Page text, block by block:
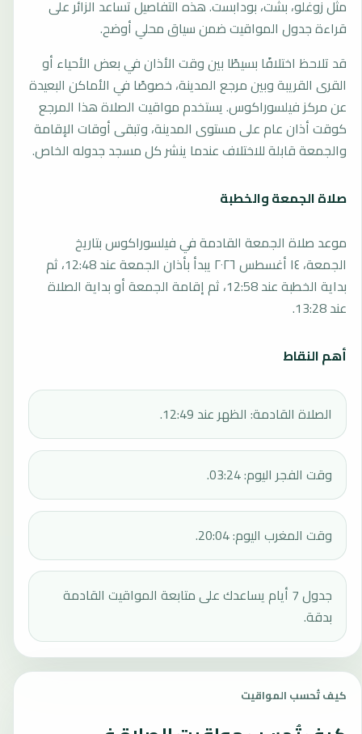
مثل زوغلو، بشت، بودابست. هذه التفاصيل تساعد الزائر على
قراءة جدول المواقيت ضمن سياق محلي أوضح.
قد تلاحظ اختلافًا بسيطًا بين وقت الأذان في بعض الأحياء أو
القرى القريبة وبين مرجع المدينة، خصوصًا في الأماكن البعيدة
عن مركز فيلسوراكوس. يستخدم مواقيت الصلاة هذا المرجع
كوقت أذان عام على مستوى المدينة، وتبقى أوقات الإقامة
والجمعة قابلة للاختلاف عندما ينشر كل مسجد جدوله الخاص.
صلاة الجمعة والخطبة
موعد صلاة الجمعة القادمة في فيلسوراكوس بتاريخ
الجمعة، ١٤ أغسطس ٢٠٢٦ يبدأ بأذان الجمعة عند 12:48، ثم
بداية الخطبة عند 12:58، ثم إقامة الجمعة أو بداية الصلاة
عند 13:28.
أهم النقاط
الصلاة القادمة: الظهر عند 12:49.
وقت الفجر اليوم: 03:24.
وقت المغرب اليوم: 20:04.
جدول 7 أيام يساعدك على متابعة المواقيت القادمة
بدقة.
كيف تُحسب المواقيت